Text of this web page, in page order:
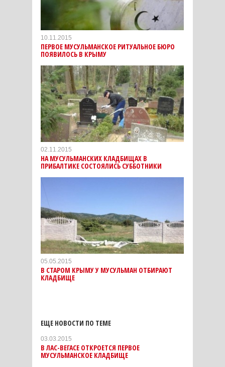
10.11.2015
ПЕРВОЕ МУСУЛЬМАНСКОЕ РИТУАЛЬНОЕ БЮРО
ПОЯВИЛОСЬ В КРЫМУ
02.11.2015
НА МУСУЛЬМАНСКИХ КЛАДБИЩАХ В
ПРИБАЛТИКЕ СОСТОЯЛИСЬ СУББОТНИКИ
05.05.2015
В СТАРОМ КРЫМУ У МУСУЛЬМАН ОТБИРАЮТ
КЛАДБИЩЕ
ЕЩЕ НОВОСТИ ПО ТЕМЕ
03.03.2015
В ЛАС-ВЕГАСЕ ОТКРОЕТСЯ ПЕРВОЕ
МУСУЛЬМАНСКОЕ КЛАДБИЩЕ